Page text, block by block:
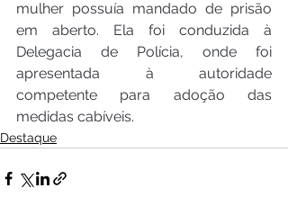
mulher possuía mandado de prisão
em aberto. Ela foi conduzida à
Delegacia de Polícia, onde foi
apresentada à autoridade
competente para adoção das
medidas cabíveis.
Destaque